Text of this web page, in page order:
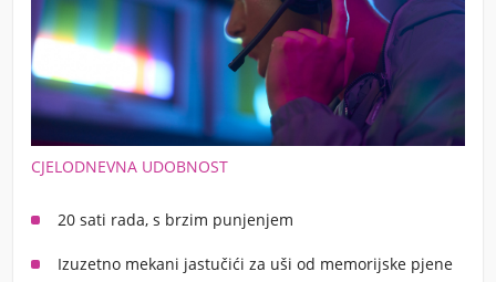
CJELODNEVNA UDOBNOST
20 sati rada, s brzim punjenjem
Izuzetno mekani jastučići za uši od memorijske pjene